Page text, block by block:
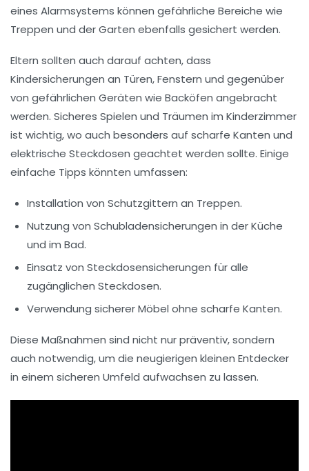
eines Alarmsystems können gefährliche Bereiche wie
Treppen und der Garten ebenfalls gesichert werden.
Eltern sollten auch darauf achten, dass
Kindersicherungen an Türen, Fenstern und gegenüber
von gefährlichen Geräten wie Backöfen angebracht
werden. Sicheres Spielen und Träumen im Kinderzimmer
ist wichtig, wo auch besonders auf scharfe Kanten und
elektrische Steckdosen geachtet werden sollte. Einige
einfache Tipps könnten umfassen:
Installation von Schutzgittern an Treppen.
Nutzung von Schubladensicherungen in der Küche
und im Bad.
Einsatz von Steckdosensicherungen für alle
zugänglichen Steckdosen.
Verwendung sicherer Möbel ohne scharfe Kanten.
Diese Maßnahmen sind nicht nur präventiv, sondern
auch notwendig, um die neugierigen kleinen Entdecker
in einem sicheren Umfeld aufwachsen zu lassen.